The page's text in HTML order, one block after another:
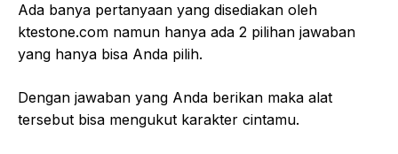
Ada banya pertanyaan yang disediakan oleh
ktestone.com namun hanya ada 2 pilihan jawaban
yang hanya bisa Anda pilih.
Dengan jawaban yang Anda berikan maka alat
tersebut bisa mengukut karakter cintamu.